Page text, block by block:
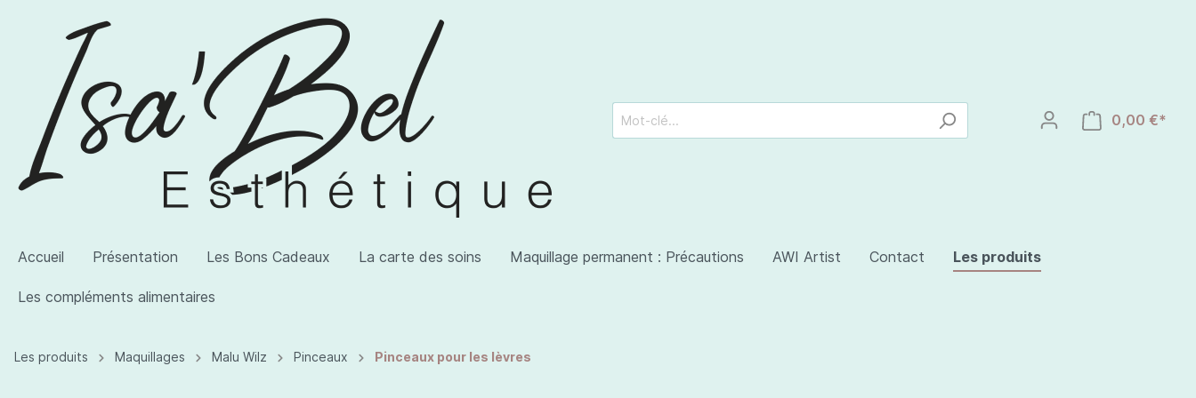
0,00 €*
Accueil Présentation Les Bons Cadeaux La carte des soins Maquillage permanent : Précautions AWI Artist Contact Les produits
Les compléments alimentaires
Voir la catégorie AWI Artist
Voir la catégorie Les produits
Voir la catégorie Les compléments alimentaires
Les produits Maquillages Malu Wilz Pinceaux Pinceaux pour les lèvres